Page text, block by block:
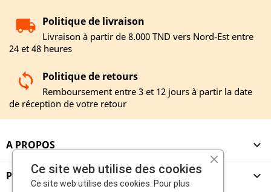
Politique de livraison
Livraison à partir de 8.000 TND vers Nord-Est entre
24 et 48 heures
Politique de retours
Remboursement entre 3 et 12 jours à partir la date
de réception de votre retour
A PROPOS 
PRODUITS 
Ce site web utilise des cookies
Ce site web utilise des cookies. Pour plus